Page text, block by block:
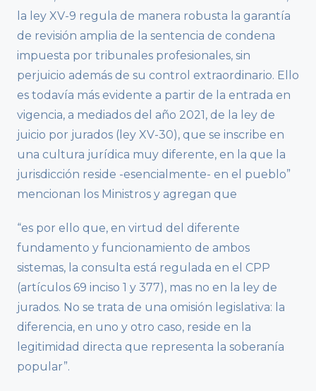
la ley XV-9 regula de manera robusta la garantía
de revisión amplia de la sentencia de condena
impuesta por tribunales profesionales, sin
perjuicio además de su control extraordinario. Ello
es todavía más evidente a partir de la entrada en
vigencia, a mediados del año 2021, de la ley de
juicio por jurados (ley XV-30), que se inscribe en
una cultura jurídica muy diferente, en la que la
jurisdicción reside -esencialmente- en el pueblo”
mencionan los Ministros y agregan que
“es por ello que, en virtud del diferente
fundamento y funcionamiento de ambos
sistemas, la consulta está regulada en el CPP
(artículos 69 inciso 1 y 377), mas no en la ley de
jurados. No se trata de una omisión legislativa: la
diferencia, en uno y otro caso, reside en la
legitimidad directa que representa la soberanía
popular”.